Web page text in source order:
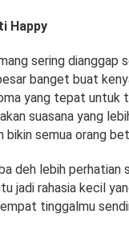
Happy
sering dianggap
banget buat
yang tepat untuk
suasana yang
bikin semua orang
deh lebih perhatian
jadi rahasia kecil
tinggalmu